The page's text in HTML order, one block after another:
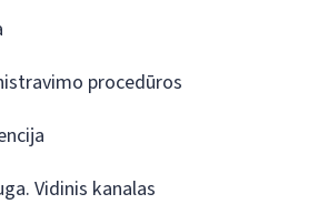
procedūros
Vidinis kanalas